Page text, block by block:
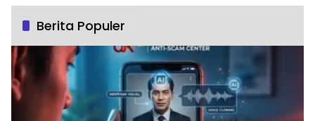
Berita Populer